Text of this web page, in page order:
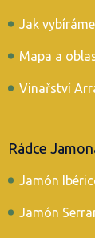
Jak
Mapa a
Vinařství
Rádce
Jamón
Jamón